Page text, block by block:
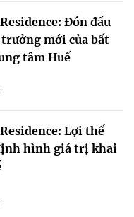
Đón đầu
mới của bất
tâm Huế
Lợi thế
hình giá trị khai